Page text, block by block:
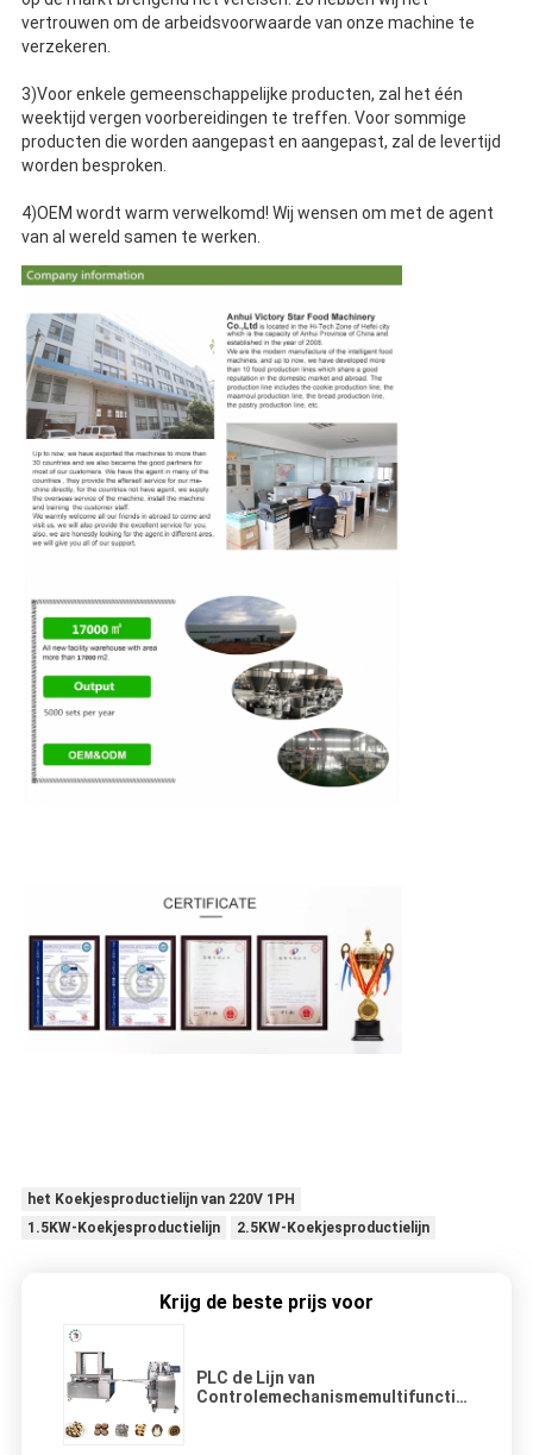
vertrouwen om de arbeidsvoorwaarde van onze machine te
verzekeren.
3)Voor enkele gemeenschappelijke producten, zal het één
weektijd vergen voorbereidingen te treffen. Voor sommige
producten die worden aangepast en aangepast, zal de levertijd
worden besproken.
4)OEM wordt warm verwelkomd! Wij wensen om met de agent
van al wereld samen te werken.
het Koekjesproductielijn van 220V 1PH
1.5KW-Koekjesproductielijn
2.5KW-Koekjesproductielijn
Krijg de beste prijs voor
PLC de Lijn van
Controlemechanismemultifunction